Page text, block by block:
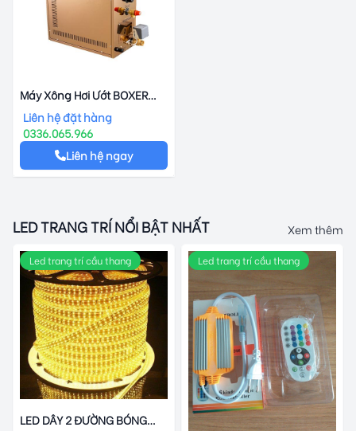
Máy Xông Hơi Ướt BOXER
BF-60
Liên hệ đặt hàng
0336.065.966
Liên hệ ngay
LED TRANG TRÍ NỔI BẬT NHẤT Xem thêm
Led trang trí cầu thang
LED DÂY 2 ĐƯỜNG BÓNG
Led trang trí cầu thang